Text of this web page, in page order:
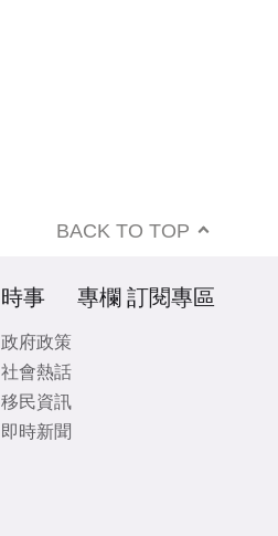
BACK TO TOP
時事
政府政策
社會熱話
移民資訊
即時新聞
專欄 訂閱專區